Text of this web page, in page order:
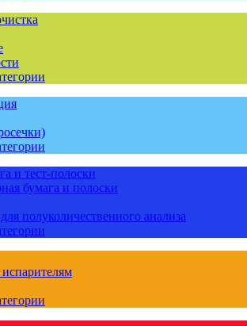
и тест-полоски
бумага и полоски
полуколичественного анализа